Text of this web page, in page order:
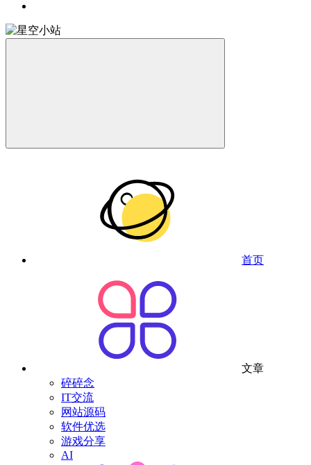
首页
文章
碎碎念
IT交流
网站源码
软件优选
游戏分享
AI